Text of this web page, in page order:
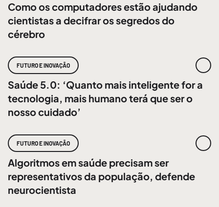
Como os computadores estão ajudando
cientistas a decifrar os segredos do
cérebro
FUTURO E INOVAÇÃO
Saúde 5.0: ‘Quanto mais inteligente for a
tecnologia, mais humano terá que ser o
nosso cuidado’
FUTURO E INOVAÇÃO
Algoritmos em saúde precisam ser
representativos da população, defende
neurocientista